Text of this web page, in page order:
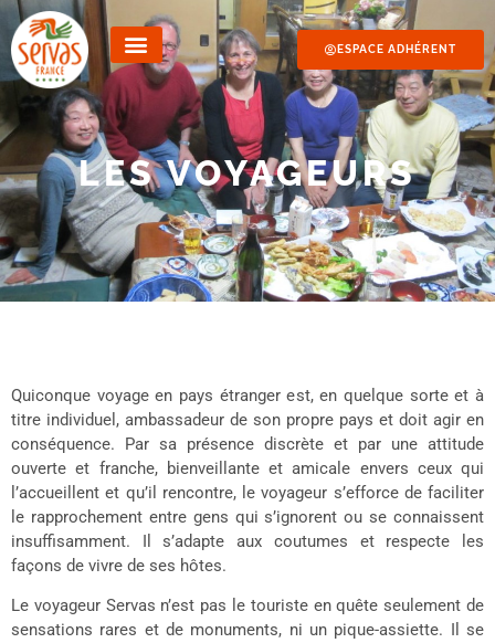
ESPACE ADHÉRENT
LES VOYAGEURS
Quiconque voyage en pays étranger est, en quelque sorte et à
titre individuel, ambassadeur de son propre pays et doit agir en
conséquence. Par sa présence discrète et par une attitude
ouverte et franche, bienveillante et amicale envers ceux qui
l’accueillent et qu’il rencontre, le voyageur s’efforce de faciliter
le rapprochement entre gens qui s’ignorent ou se connaissent
insuffisamment. Il s’adapte aux coutumes et respecte les
façons de vivre de ses hôtes.
Le voyageur Servas n’est pas le touriste en quête seulement de
sensations rares et de monuments, ni un pique-assiette. Il se